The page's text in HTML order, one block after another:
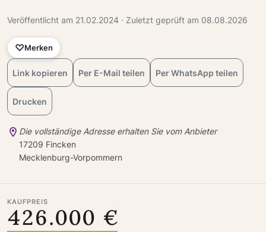
Veröffentlicht am 21.02.2024 · Zuletzt geprüft am 08.08.2026
Merken
Link kopieren Per E-Mail teilen Per WhatsApp teilen
Drucken
Die vollständige Adresse erhalten Sie vom Anbieter
17209 Fincken
Mecklenburg-Vorpommern
426.000 €
KAUFPREIS